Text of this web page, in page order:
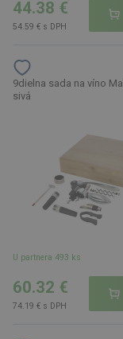
44.38 €
54.59 € s DPH
9dielna sada na víno
sivá
U partnera 493 ks
60.32 €
74.19 € s DPH